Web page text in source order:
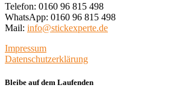
Telefon: 0160 96 815 498
WhatsApp: 0160 96 815 498
Mail: info@stickexperte.de
Impressum
Datenschutzerklärung
Bleibe auf dem Laufenden